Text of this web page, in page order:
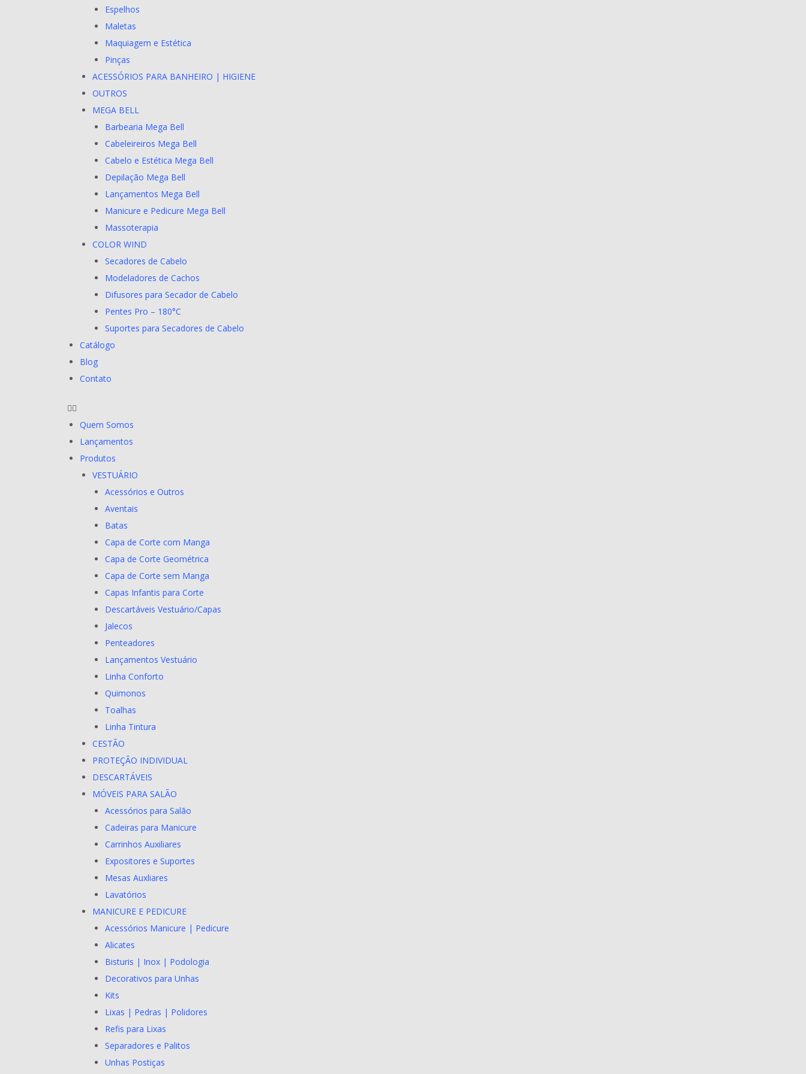
Espelhos
Maletas
Maquiagem e Estética
Pinças
ACESSÓRIOS PARA BANHEIRO | HIGIENE
OUTROS
MEGA BELL
Barbearia Mega Bell
Cabeleireiros Mega Bell
Cabelo e Estética Mega Bell
Depilação Mega Bell
Lançamentos Mega Bell
Manicure e Pedicure Mega Bell
Massoterapia
COLOR WIND
Secadores de Cabelo
Modeladores de Cachos
Difusores para Secador de Cabelo
Pentes Pro – 180°C
Suportes para Secadores de Cabelo
Catálogo
Blog
Contato
Quem Somos
Lançamentos
Produtos
VESTUÁRIO
Acessórios e Outros
Aventais
Batas
Capa de Corte com Manga
Capa de Corte Geométrica
Capa de Corte sem Manga
Capas Infantis para Corte
Descartáveis Vestuário/Capas
Jalecos
Penteadores
Lançamentos Vestuário
Linha Conforto
Quimonos
Toalhas
Linha Tintura
CESTÃO
PROTEÇÃO INDIVIDUAL
DESCARTÁVEIS
MÓVEIS PARA SALÃO
Acessórios para Salão
Cadeiras para Manicure
Carrinhos Auxiliares
Expositores e Suportes
Mesas Auxliares
Lavatórios
MANICURE E PEDICURE
Acessórios Manicure | Pedicure
Alicates
Bisturis | Inox | Podologia
Decorativos para Unhas
Kits
Lixas | Pedras | Polidores
Refis para Lixas
Separadores e Palitos
Unhas Postiças